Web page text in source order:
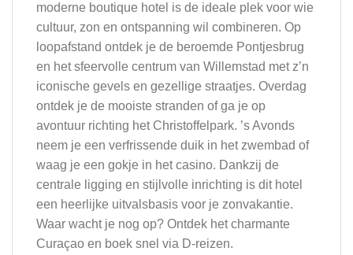
moderne boutique hotel is de ideale plek voor wie
cultuur, zon en ontspanning wil combineren. Op
loopafstand ontdek je de beroemde Pontjesbrug
en het sfeervolle centrum van Willemstad met z’n
iconische gevels en gezellige straatjes. Overdag
ontdek je de mooiste stranden of ga je op
avontuur richting het Christoffelpark. ’s Avonds
neem je een verfrissende duik in het zwembad of
waag je een gokje in het casino. Dankzij de
centrale ligging en stijlvolle inrichting is dit hotel
een heerlijke uitvalsbasis voor je zonvakantie.
Waar wacht je nog op? Ontdek het charmante
Curaçao en boek snel via D-reizen.